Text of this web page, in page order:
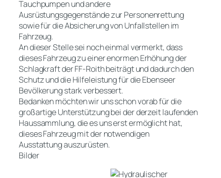
Tauchpumpen und andere
Ausrüstungsgegenstände zur Personenrettung
sowie für die Absicherung von Unfallstellen im
Fahrzeug.
An dieser Stelle sei noch einmal vermerkt, dass
dieses Fahrzeug zu einer enormen Erhöhung der
Schlagkraft der FF-Roith beiträgt und dadurch den
Schutz und die Hilfeleistung für die Ebenseer
Bevölkerung stark verbessert.
Bedanken möchten wir uns schon vorab für die
großartige Unterstützung bei der derzeit laufenden
Haussammlung, die es uns erst ermöglicht hat,
dieses Fahrzeug mit der notwendigen
Ausstattung auszurüsten.
Bilder